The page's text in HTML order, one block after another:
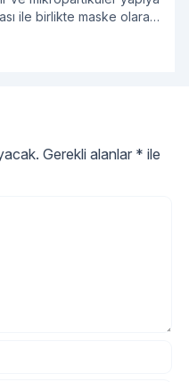
ile birlikte maske olarak
Gerekli alanlar * ile